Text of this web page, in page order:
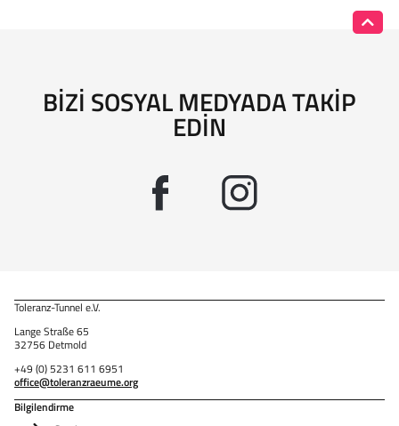
BIZI SOSYAL MEDYADA TAKIP
EDIN
Toleranz-Tunnel e.V.
Lange Straße 65
32756 Detmold
+49 (0) 5231 611 6951
office@toleranzraeume.org
Bilgilendirme